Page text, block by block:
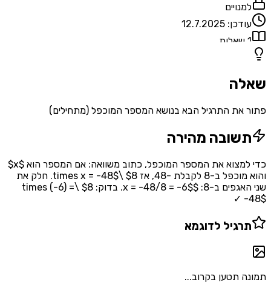
למנויים
עודכן: 12.7.2025
1 שאלות
שאלה
פתור את התרגיל הבא בנושא המספר המוכפל (מתחילים)
תשובה מהירה
כדי למצוא את המספר המוכפל, כתוב משוואה: אם המספר הוא $x$
והוא מוכפל ב-8 לקבלת -48, אז $8 \times x = -48$. חלק את
שני האגפים ב-8: $x = -48/8 = -6$. בדוק: $8 \times (-6) =
-48$ ✓
תרגיל לדוגמא
תמונה תטען בקרוב...